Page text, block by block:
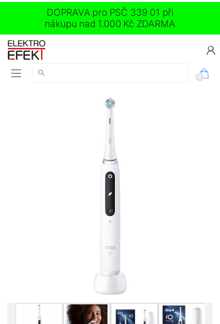
DOPRAVA pro PSČ 339 01 při
nákupu nad 1.000 Kč ZDARMA
Vyhledávání:
0